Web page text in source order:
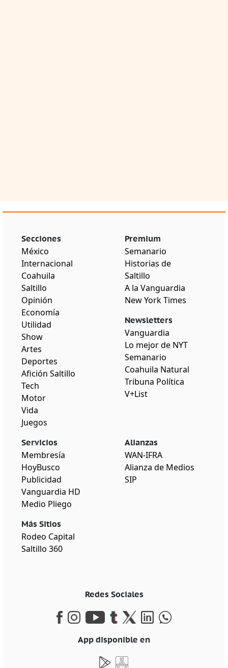
Secciones
México
Internacional
Coahuila
Saltillo
Opinión
Economía
Utilidad
Show
Artes
Deportes
Afición Saltillo
Tech
Motor
Vida
Juegos
Premium
Semanario
Historias de
Saltillo
A la Vanguardia
New York Times
Newsletters
Vanguardia
Lo mejor de NYT
Semanario
Coahuila Natural
Tribuna Política
V+List
Servicios
Membresía
HoyBusco
Publicidad
Vanguardia HD
Medio Pliego
Más Sitios
Rodeo Capital
Saltillo 360
Alianzas
WAN-IFRA
Alianza de Medios
SIP
Redes Sociales
App disponible en